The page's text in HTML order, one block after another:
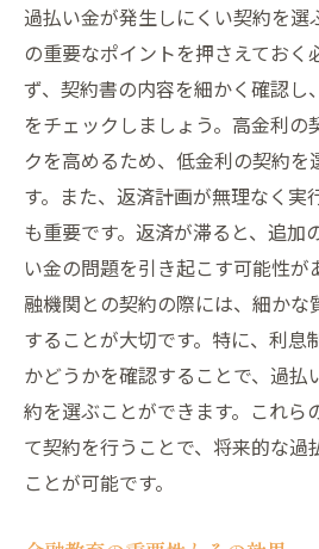
過払い金が発生しにくい契約を選
の重要なポイントを押さえておく
ず、契約書の内容を細かく確認し
をチェックしましょう。高金利の
クを高めるため、低金利の契約を
す。また、返済計画が無理なく実
も重要です。返済が滞ると、追加
い金の問題を引き起こす可能性が
融機関との契約の際には、細かな
することが大切です。特に、利息
かどうかを確認することで、過払
約を選ぶことができます。これら
て契約を行うことで、将来的な過
ことが可能です。